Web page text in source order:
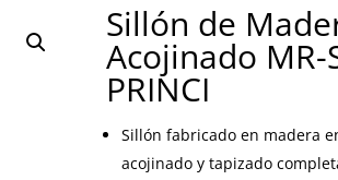
Sillón de
Acojinado MR-
PRINCI
Sillón fabricado en madera
acojinado y tapizado